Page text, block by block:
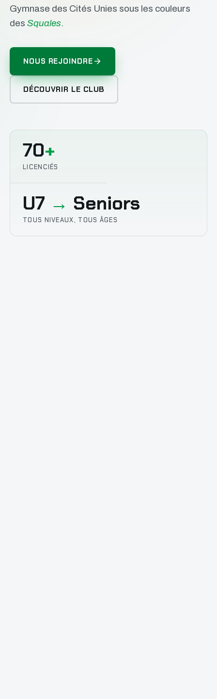
Gymnase des Cités Unies sous les couleurs
des Squales.
NOUS REJOINDRE
DÉCOUVRIR LE CLUB
70+
LICENCIÉS
U7 → Seniors
TOUS NIVEAUX, TOUS ÂGES